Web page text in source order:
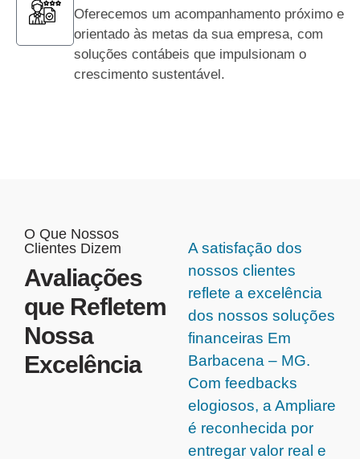
Oferecemos um acompanhamento próximo e
orientado às metas da sua empresa, com
soluções contábeis que impulsionam o
crescimento sustentável.
O Que Nossos
Clientes Dizem
Avaliações
que Refletem
Nossa
Excelência
A satisfação dos
nossos clientes
reflete a excelência
dos nossos soluções
financeiras Em
Barbacena – MG.
Com feedbacks
elogiosos, a Ampliare
é reconhecida por
entregar valor real e